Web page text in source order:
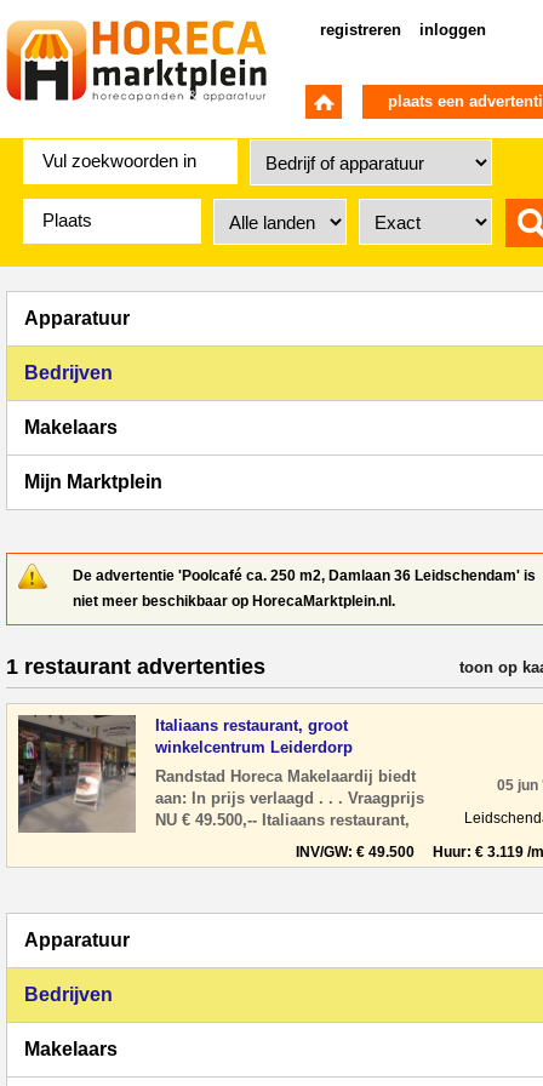
registreren inloggen
plaats een
Apparatuur
Bedrijven
Makelaars
Mijn Marktplein
De advertentie 'Poolcafé ca. 250 m2, Damlaan 36 Leidschendam' is
niet meer beschikbaar op HorecaMarktplein.nl.
1 restaurant advertenties verfijn
toon op
Italiaans restaurant, groot
winkelcentrum Leiderdorp
Randstad Horeca Makelaardij biedt
aan: In prijs verlaagd . . . Vraagprijs
NU € 49.500,-- Italiaans restaurant,
gelegen in een groot winkelcentrum
Wink
05 jun
INV/GW: € 49.500 Huur: € 3.119 /
Apparatuur
Bedrijven
Makelaars